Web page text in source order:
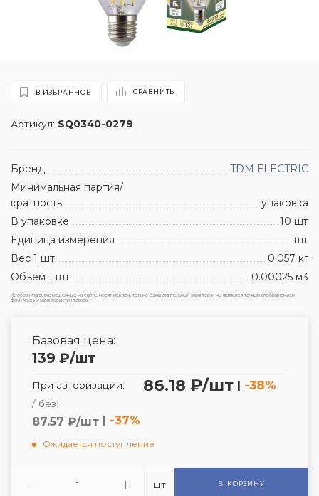
Артикул: SQ0340-0279
В ИЗБРАННОЕ СРАВНИТЬ
Бренд
TDM ЕLECTRIC
Минимальная партия/
кратность
упаковка
В упаковке
10 шт
Единица измерения
шт
Вес 1 шт
0.057 кг
Объем 1 шт
0.00025 м3
Изображения, размещенные на сайте, носят исключительно ознакомительный характер и не являются точным отображением
фактических характеристик товара.
Базовая цена:
139 ₽/шт
При авторизации: 86.18 ₽/шт | -38%
/ без:
87.57 ₽/шт | -37%
Ожидается поступление
шт В КОРЗИНУ